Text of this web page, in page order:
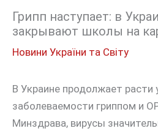
Грипп наступает: в
закрывают школы на
Новини України та Світу
В Украине продолжает расти
заболеваемости гриппом и
Минздрава, вирусы